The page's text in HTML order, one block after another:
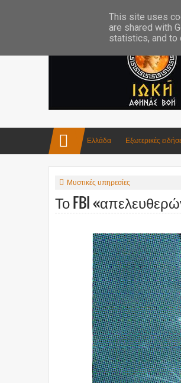
Ελλάδα Εξωτερικές
Μυστικές υπηρεσίες
Το FBI
This site uses
are shared with
statistics, and to